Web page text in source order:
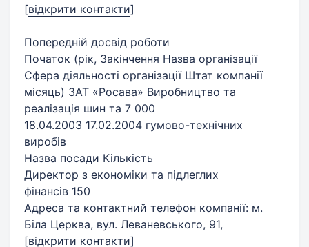
[відкрити контакти]
Попередній досвід роботи
Початок (рік, Закінчення Назва організації
Сфера діяльності організації Штат компанії
місяць) ЗАТ «Росава» Виробництво та
реалізація шин та 7 000
18.04.2003 17.02.2004 гумово-технічних
виробів
Назва посади Кількість
Директор з економіки та підлеглих
фінансів 150
Адреса та контактний телефон компанії: м.
Біла Церква, вул. Леваневського, 91,
[відкрити контакти]